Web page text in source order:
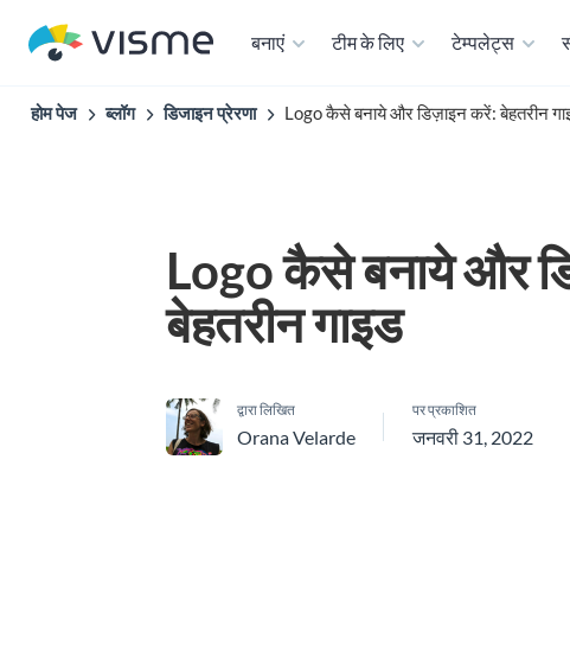
बनाएं टीम के लिए टेम्पलेट्स
होम पेज ब्लॉग डिजाइन प्रेरणा Logo कैसे बनाये और डिज़ाइन करें: बेहतरीन
Logo कैसे बनाये और
बेहतरीन गाइड
द्वारा लिखित
Orana Velarde
पर प्रकाशित
जनवरी 31, 2022